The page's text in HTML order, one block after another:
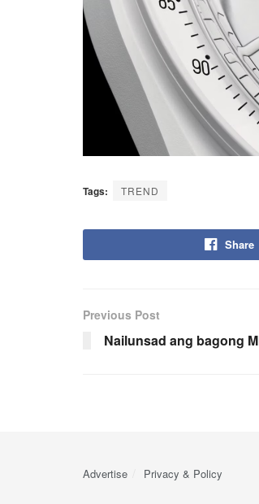
Tags: TREND
Share
Previous Post
Nailunsad ang bagong
Advertise Privacy & Policy